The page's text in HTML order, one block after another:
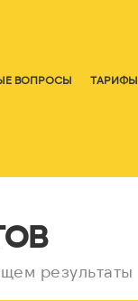
ВОПРОСЫ ТАРИФЫ
результаты